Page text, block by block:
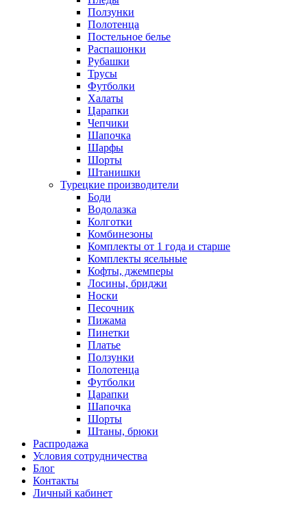
Ползунки
Полотенца
Постельное белье
Распашонки
Рубашки
Трусы
Футболки
Халаты
Царапки
Чепчики
Шапочка
Шарфы
Шорты
Штанишки
Турецкие производители
Боди
Водолазка
Колготки
Комбинезоны
Комплекты от 1 года и старше
Комплекты ясельные
Кофты, джемперы
Лосины, бриджи
Носки
Песочник
Пижама
Пинетки
Платье
Ползунки
Полотенца
Футболки
Царапки
Шапочка
Шорты
Штаны, брюки
Распродажа
Условия сотрудничества
Блог
Контакты
Личный кабинет